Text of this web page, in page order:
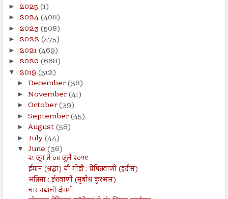
► 2025 (1)
► 2024(408)
► 2023 (508)
► 2022 (475)
► 2021(469)
► 2020 (668)
▼ 2019 (512)
► December(38)
► November(41)
► October(39)
► September(45)
► August(58)
► July(44)
▼ June (36)
२८ जून ते ०४ जुलै २०१९
ईमान (श्रद्धा) ची गोडी : प्रेषितवाणी (हदीस)
अन्निसा : ईशवाणी (सुबोध कुरआन)
चार नद्यांची देणगी